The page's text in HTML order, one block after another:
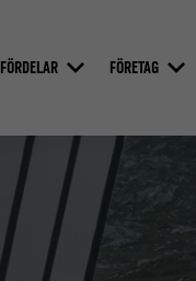
FÖRDELAR FÖRETAG